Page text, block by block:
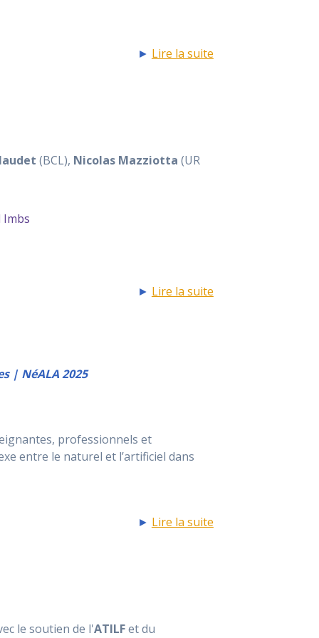
► Lire la suite
(BCL), Nicolas Mazziotta (UR
Imbs
► Lire la suite
| NéALA 2025
professionnels et
entre le naturel et l’artificiel dans
► Lire la suite
le soutien de l'ATILFet du